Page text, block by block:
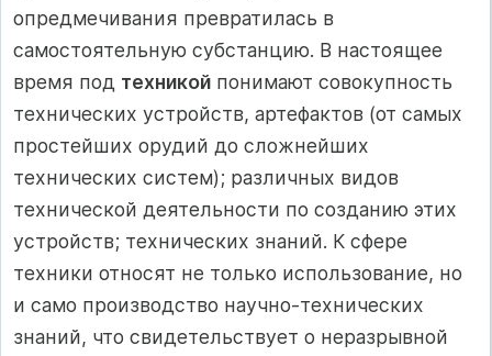
опредмечивания превратилась в
самостоятельную субстанцию. В настоящее
время под техникой понимают совокупность
технических устройств, артефактов (от самых
простейших орудий до сложнейших
технических систем); различных видов
технической деятельности по созданию этих
устройств; технических знаний. К сфере
техники относят не только использование, но
и само производство научно-технических
знаний, что свидетельствует о неразрывной